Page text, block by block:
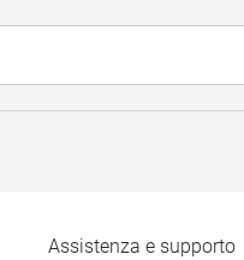
Assistenza e supporto